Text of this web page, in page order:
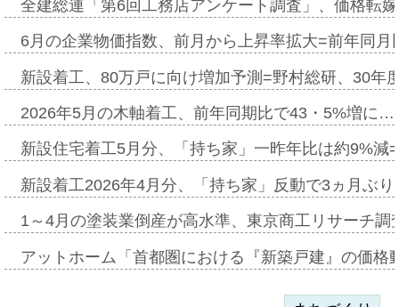
全建総連「第6回工務店アンケート調査」、価格転
6月の企業物価指数、前月から上昇率拡大=前年同
新設着工、80万戸に向け増加予測=野村総研、30年
2026年5月の木軸着工、前年同期比で43・5%増に…
新設住宅着工5月分、「持ち家」一昨年比は約9%
新設着工2026年4月分、「持ち家」反動で3ヵ月ぶ
1～4月の塗装業倒産が高水準、東京商工リサーチ
アットホーム「首都圏における『新築戸建』の価